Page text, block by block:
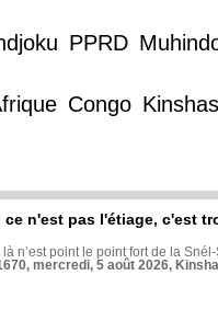
PPRD
Congo
ce n'est pas l'étiage, c'est
là n’est point le point fort de la
mercredi, 5 août 2026,